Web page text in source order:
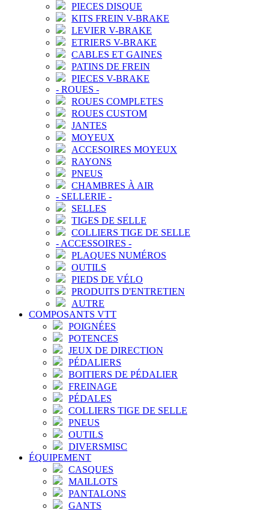
PIECES DISQUE
KITS FREIN V-BRAKE
LEVIER V-BRAKE
ETRIERS V-BRAKE
CABLES ET GAINES
PATINS DE FREIN
PIECES V-BRAKE
- ROUES -
ROUES COMPLETES
ROUES CUSTOM
JANTES
MOYEUX
ACCESOIRES MOYEUX
RAYONS
PNEUS
CHAMBRES À AIR
- SELLERIE -
SELLES
TIGES DE SELLE
COLLIERS TIGE DE SELLE
- ACCESSOIRES -
PLAQUES NUMÉROS
OUTILS
PIEDS DE VÉLO
PRODUITS D'ENTRETIEN
AUTRE
COMPOSANTS VTT
POIGNÉES
POTENCES
JEUX DE DIRECTION
PÉDALIERS
BOITIERS DE PÉDALIER
FREINAGE
PÉDALES
COLLIERS TIGE DE SELLE
PNEUS
OUTILS
DIVERSMISC
ÉQUIPEMENT
CASQUES
MAILLOTS
PANTALONS
GANTS